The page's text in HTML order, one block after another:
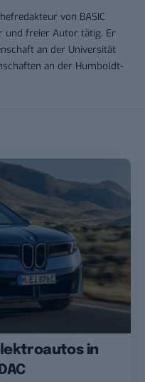
von BASIC
und freier Autor tätig. Er
an der Universität
an der Humboldt-
in